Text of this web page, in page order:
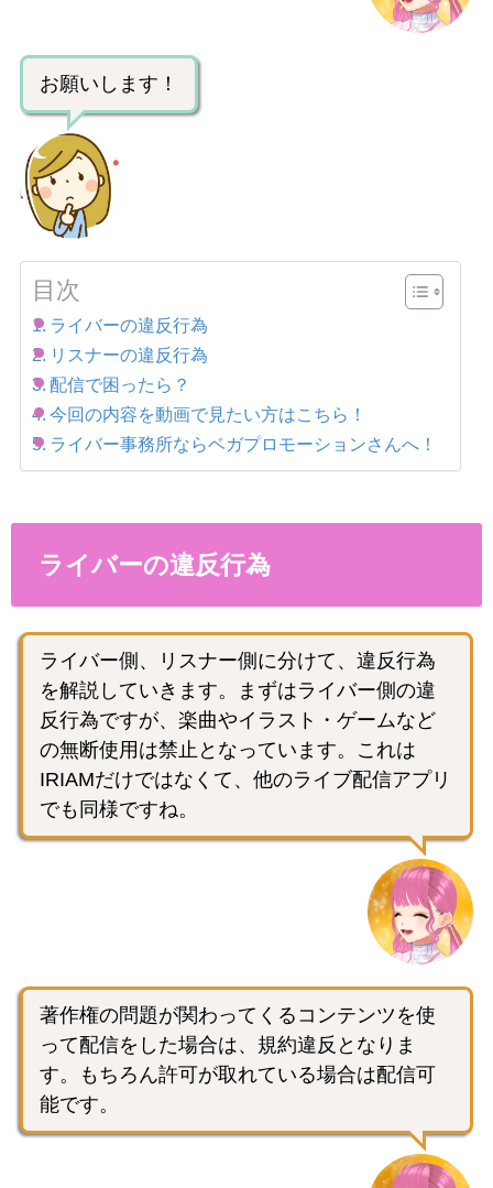
お願いします！
目次
ライバーの違反行為
リスナーの違反行為
配信で困ったら？
今回の内容を動画で見たい方はこちら！
ライバー事務所ならベガプロモーションさんへ！
ライバーの違反行為
ライバー側、リスナー側に分けて、違反行為
を解説していきます。まずはライバー側の違
反行為ですが、楽曲やイラスト・ゲームなど
の無断使用は禁止となっています。これは
IRIAMだけではなくて、他のライブ配信アプリ
でも同様ですね。
著作権の問題が関わってくるコンテンツを使
って配信をした場合は、規約違反となりま
す。もちろん許可が取れている場合は配信可
能です。